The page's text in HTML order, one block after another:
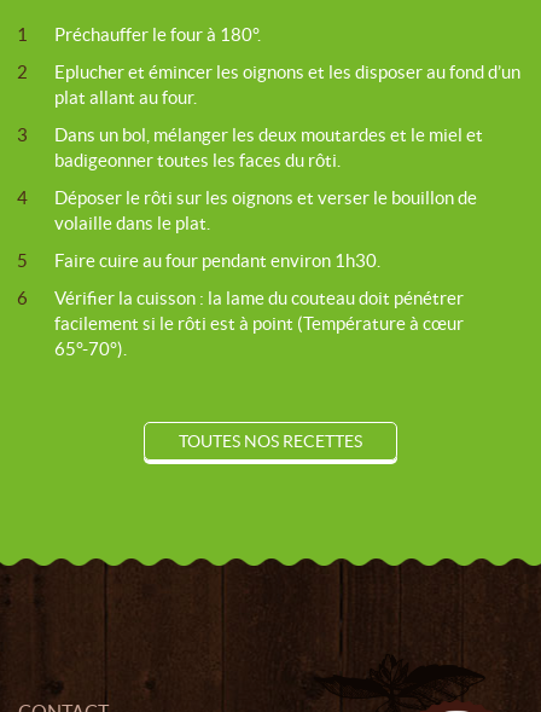
1
Préchauffer le four à 180°.
2
Eplucher et émincer les oignons et les disposer au fond d’un
plat allant au four.
3
Dans un bol, mélanger les deux moutardes et le miel et
badigeonner toutes les faces du rôti.
4
Déposer le rôti sur les oignons et verser le bouillon de
volaille dans le plat.
5
Faire cuire au four pendant environ 1h30.
6
Vérifier la cuisson : la lame du couteau doit pénétrer
facilement si le rôti est à point (Température à cœur
65°-70°).
TOUTES NOS RECETTES